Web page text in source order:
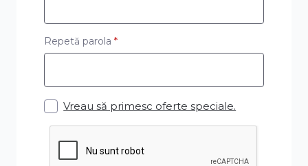
Repetă parola *
Vreau să primesc oferte speciale.
Formulare completate vă sunt
Bucurați-vă de prețuri și beneficii